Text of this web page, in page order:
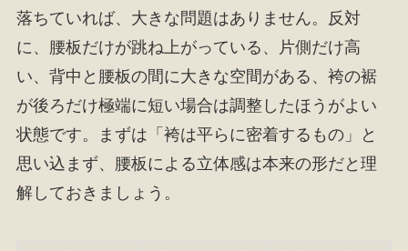
落ちていれば、大きな問題はありません。反対
に、腰板だけが跳ね上がっている、片側だけ高
い、背中と腰板の間に大きな空間がある、袴の裾
が後ろだけ極端に短い場合は調整したほうがよい
状態です。まずは「袴は平らに密着するもの」と
思い込まず、腰板による立体感は本来の形だと理
解しておきましょう。